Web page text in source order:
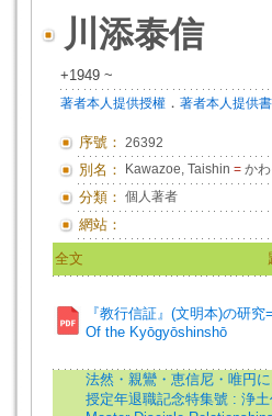
川添泰信
+1949 ~
著者本人提供授權 ． 著者本人提供書
序號： 26392
別名： Kawazoe, Taishin = か
分類： 個人著者
網站：
全文
『教行信証』(文明本)の研
Of the Kyōgyōshinshō
法然・親鸞・恵信尼・唯円
授定年退職記念特集號 : 浄